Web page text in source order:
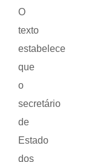
O
texto
estabelece
que
o
secretário
de
Estado
dos